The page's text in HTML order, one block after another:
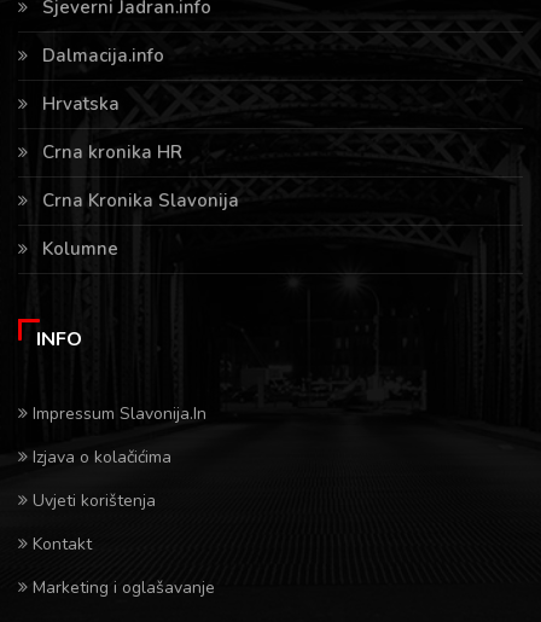
Sjeverni Jadran.info
Dalmacija.info
Hrvatska
Crna kronika HR
Crna Kronika Slavonija
Kolumne
INFO
Impressum Slavonija.In
Izjava o kolačićima
Uvjeti korištenja
Kontakt
Marketing i oglašavanje